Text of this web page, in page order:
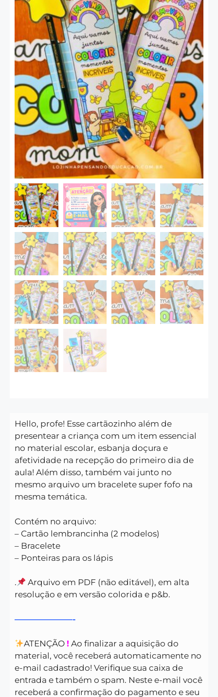
Hello, profe! Esse cartãozinho além de
presentear a criança com um item essencial
no material escolar, esbanja doçura e
afetividade na recepção do primeiro dia de
aula! Além disso, também vai junto no
mesmo arquivo um bracelete super fofo na
mesma temática.
Contém no arquivo:
– Cartão lembrancinha (2 modelos)
– Bracelete
– Ponteiras para os lápis
.
Arquivo em PDF (não editável), em alta
resolução e em versão colorida e p&b.
———————-
ATENÇÃO! Ao finalizar a aquisição do
material, você receberá automaticamente no
e-mail cadastrado! Verifique sua caixa de
entrada e também o spam. Neste e-mail você
receberá a confirmação do pagamento e seu